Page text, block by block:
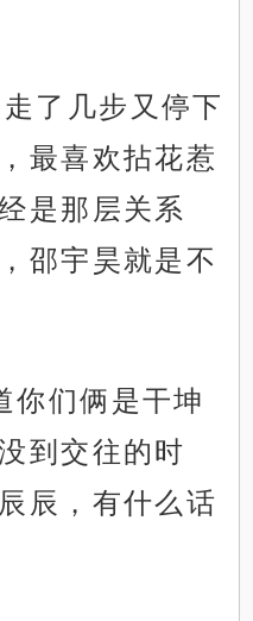
了几步又停下
最喜欢拈花惹
是那层关系
邵宇昊就是不
你们俩是干坤
到交往的时
辰，有什么话